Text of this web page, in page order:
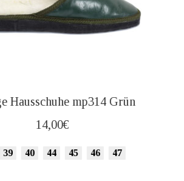
Hausschuhe mp314 Grün
14,00€
39 40 44 45 46 47